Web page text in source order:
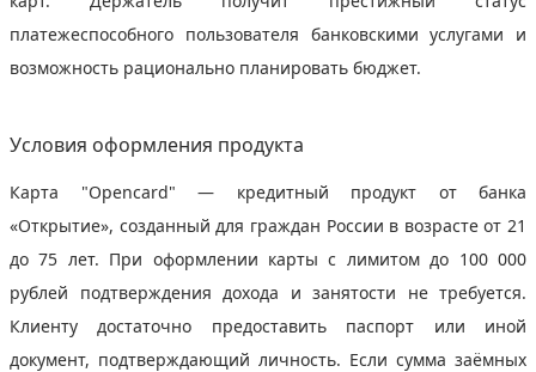
платежеспособного пользователя банковскими услугами и
возможность рационально планировать бюджет.
Условия оформления продукта
Карта "Opencard" — кредитный продукт от банка
«Открытие», созданный для граждан России в возрасте от 21
до 75 лет. При оформлении карты с лимитом до 100 000
рублей подтверждения дохода и занятости не требуется.
Клиенту достаточно предоставить паспорт или иной
документ, подтверждающий личность. Если сумма заёмных